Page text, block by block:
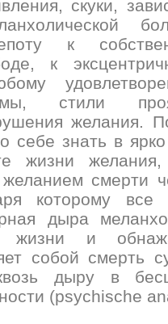
скуки,
к
к
стили
желания.
себе знать в
жизни
смерти
которому все
дыра
жизни и
собой смерть
дыру в
(psychische